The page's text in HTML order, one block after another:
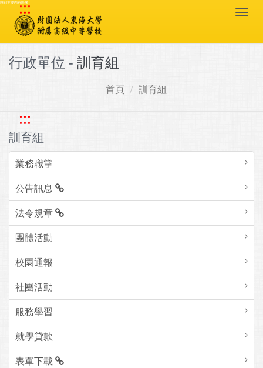
跳到主要內容區塊
:::
行政單位 - 訓育組
首頁 訓育組
:::
訓育組
業務職掌
公告訊息
法令規章
團體活動
校園通報
社團活動
服務學習
就學貸款
表單下載